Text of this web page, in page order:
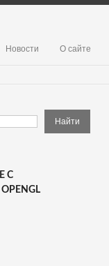
Новости О сайте
С